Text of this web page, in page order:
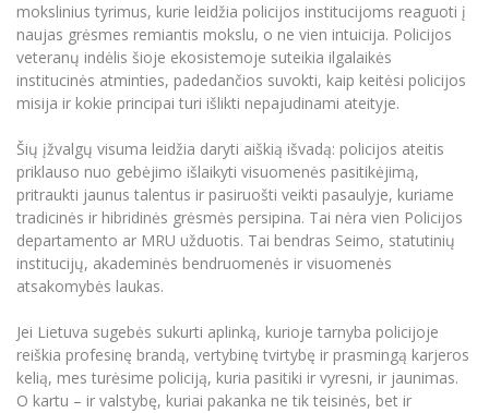
mokslinius tyrimus, kurie leidžia policijos institucijoms reaguoti į
naujas grėsmes remiantis mokslu, o ne vien intuicija. Policijos
veteranų indėlis šioje ekosistemoje suteikia ilgalaikės
institucinės atminties, padedančios suvokti, kaip keitėsi policijos
misija ir kokie principai turi išlikti nepajudinami ateityje.
Šių įžvalgų visuma leidžia daryti aiškią išvadą: policijos ateitis
priklauso nuo gebėjimo išlaikyti visuomenės pasitikėjimą,
pritraukti jaunus talentus ir pasiruošti veikti pasaulyje, kuriame
tradicinės ir hibridinės grėsmės persipina. Tai nėra vien Policijos
departamento ar MRU užduotis. Tai bendras Seimo, statutinių
institucijų, akademinės bendruomenės ir visuomenės
atsakomybės laukas.
Jei Lietuva sugebės sukurti aplinką, kurioje tarnyba policijoje
reiškia profesinę brandą, vertybinę tvirtybę ir prasmingą karjeros
kelią, mes turėsime policiją, kuria pasitiki ir vyresni, ir jaunimas.
O kartu – ir valstybę, kuriai pakanka ne tik teisinės, bet ir